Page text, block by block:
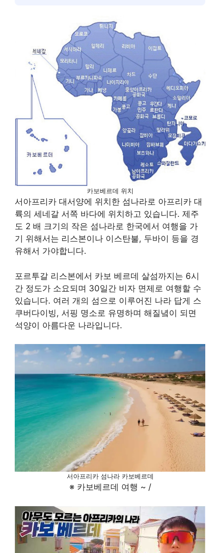
카보베르데 위치
서아프리카 대서양에 위치한 섬나라로 아프리카 대
륙의 세네갈 서쪽 바다에 위치하고 있습니다. 제주
도 2 배 크기의 작은 섬나라로 한국에서 여행을 가
기 위해서는 리스본이나 이스탄불, 두바이 등을 경
유해서 가야합니다.
포르투갈 리스본에서 카보 베르데 살섬까지는 6시
간 정도가 소요되며 30일간 비자 면제로 여행할 수
있습니다. 여러 개의 섬으로 이루어진 나라 답게 스
쿠버다이빙, 서핑 명소로 유명하며 해질녘이 되면
석양이 아름다운 나라입니다.
서아프리카 섬나라 카보베르데
※ 카보베르데 여행 ~ /